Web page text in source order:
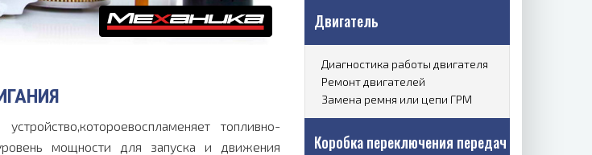
топливно-
мощности для запуска и движения
Двигатель
Диагностика работы двигателя
Ремонт двигателей
Замена ремня или цепи ГРМ
Коробка переключения передач